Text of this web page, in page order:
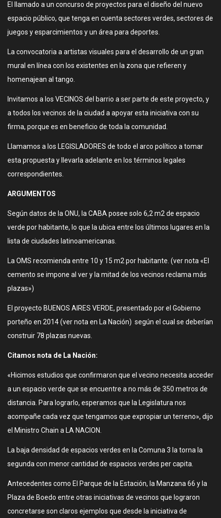
El llamado a un concurso de proyectos para el diseño del nuevo
espacio público, que tenga en cuenta sectores verdes, sectores de
juegos y esparcimientos y un área para deportes.
La convocatoria a artistas visuales para el desarrollo de un gran
mural en línea con los existentes en la zona que refieren y
homenajean al tango.
Invitamos a los VECINOS del barrio a ser parte de este proyecto, y
a todos los vecinos de la ciudad a apoyar esta iniciativa con su
firma, porque es en beneficio de toda la comunidad.
Llamamos a los LEGISLADORES de todo el arco político a tomar
esta propuesta y llevarla adelante en los términos legales
correspondientes.
ARGUMENTOS
Según datos de la ONU, la CABA posee solo 6,2 m2 de espacio
verde por habitante, lo que la ubica entre los últimos lugares en la
lista de ciudades latinoamericanas.
La OMS recomienda entre 10 y 15 m2 por habitante. (ver nota «El
cemento se impone al ver y la mitad de los vecinos reclama más
plazas»)
El proyecto BUENOS AIRES VERDE, presentado por el Gobierno
porteño en 2014 (ver nota en La Nación) según el cual se deberían
construir 78 plazas nuevas.
Citamos nota de La Nación:
«Hicimos estudios que confirmaron que el vecino necesita acceder
a un espacio verde que se encuentre a no más de 350 metros de
distancia. Para lograrlo, esperamos que la Legislatura nos
acompañe cada vez que tengamos que expropiar un terreno», dijo
el Ministro Chain a LA NACION.
La baja densidad de espacios verdes en la Comuna 3 la torna la
segunda con menor cantidad de espacios verdes per capita.
Antecedentes como El Parque de la Estación, la Manzana 66 y la
Plaza de Boedo entre otras iniciativas de vecinos que lograron
concretarse son claros ejemplos que desde la iniciativa de